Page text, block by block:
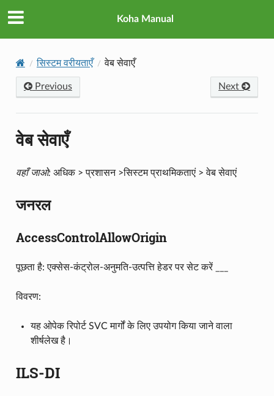
Koha Manual
सिस्टम वरीयताएँ वेब सेवाएँ
Previous Next
वेब सेवाएँ
वहाँ जाओ:अधिक > प्रशासन >सिस्टम प्राथमिकताएं > वेब सेवाएं
जनरल
AccessControlAllowOrigin
पूछता है: एक्सेस-कंट्रोल-अनुमति-उत्पत्ति हेडर पर सेट करें ___
विवरण:
यह ओपेक रिपोर्ट SVC मार्गों के लिए उपयोग किया जाने वाला
शीर्षलेख है।
ILS-DI